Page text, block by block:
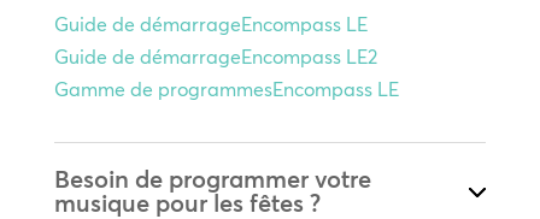
Guide de démarrageEncompass LE
Guide de démarrageEncompass LE2
Gamme de programmesEncompass LE
Besoin de programmer votre
musique pour les fêtes ?